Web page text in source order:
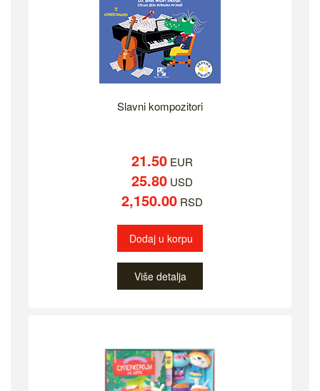
Slavni kompozitori
21.50EUR
25.80USD
2,150.00RSD
Dodaj u korpu
Više detalja